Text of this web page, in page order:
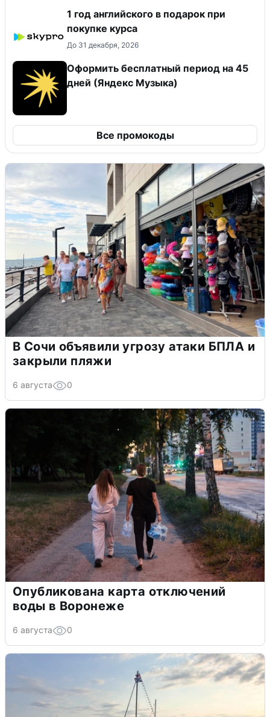
1 год английского в подарок при
покупке курса
До 31 декабря, 2026
Оформить бесплатный период на 45
дней (Яндекс Музыка)
Все промокоды
В Сочи объявили угрозу атаки БПЛА и
закрыли пляжи
6 августа 0
Опубликована карта отключений
воды в Воронеже
6 августа 0